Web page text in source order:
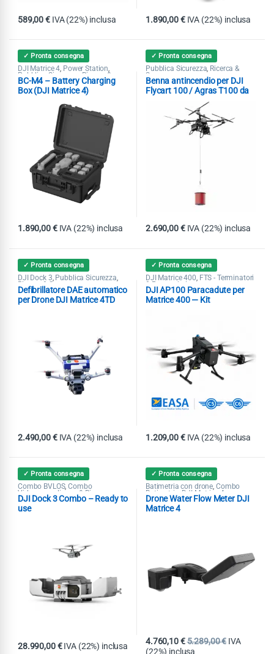
589,00€ IVA (22%) inclusa 1.890,00€ IVA (22%) inclusa
✓ Pronta consegna
DJI Matrice 4, Power Station,
Pubblica Sicurezza Ricerca &
Soccorso
BC-M4 – Battery Charging
Box (DJI Matrice 4)
1.890,00€ IVA (22%) inclusa
✓ Pronta consegna
Pubblica Sicurezza, Ricerca &
Soccorso
Benna antincendio per DJI
Flycart 100 / Agras T100 da
2.690,00€ IVA (22%) inclusa
✓ Pronta consegna
DJI Dock 3, Pubblica Sicurezza,
Ricerca & Soccorso
Defibrillatore DAE automatico
per Drone DJI Matrice 4TD
2.490,00€ IVA (22%) inclusa
✓ Pronta consegna
DJI Matrice 400, FTS - Terminatori
& Paracaduti
DJI AP100 Paracadute per
Matrice 400 — Kit
1.209,00€ IVA (22%) inclusa
✓ Pronta consegna
Combo BVLOS,Combo
Videosorveglianza & Ricerca
Dispersi,DJI Dock 3,Matrice 4D /
4DT,
DJI Dock 3 Combo – Ready to
use
28.990,00€ IVA (22%) inclusa
✓ Pronta consegna
Batimetria con drone, Combo
Batimetria DJI Matrice 4
Echosounder,Pubblica Sicurezza
Ricerca & Soccorso
Acqua & Gas
Drone Water Flow Meter DJI
Matrice 4
4.760,10€5.289,00€ IVA
(22%) inclusa